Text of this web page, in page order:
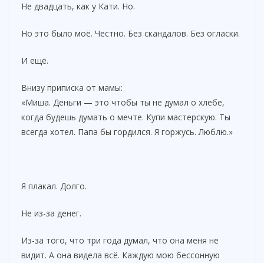
Не двадцать, как у Кати. Но.
Но это было моё. Честно. Без скандалов. Без огласки.
И ещё.
Внизу приписка от мамы:
«Миша. Деньги — это чтобы ты не думал о хлебе,
когда будешь думать о мечте. Купи мастерскую. Ты
всегда хотел. Папа бы гордился. Я горжусь. Люблю.»
Я плакал. Долго.
Не из-за денег.
Из-за того, что три года думал, что она меня не
видит. А она видела всё. Каждую мою бессонную